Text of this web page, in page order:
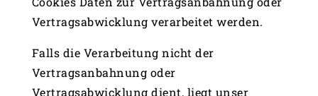
Vertragsabwicklung verarbeitet werden.
Falls die Verarbeitung nicht der
Vertragsanbahnung oder
Vertragsabwicklung dient, liegt unser